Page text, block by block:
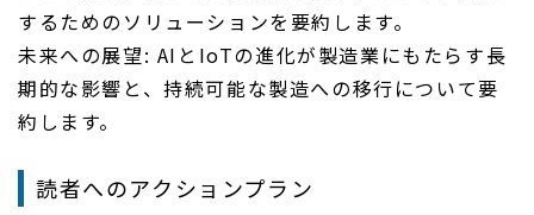
するためのソリューションを要約します。
未来への展望: AIとIoTの進化が製造業にもたらす長
期的な影響と、持続可能な製造への移行について要
約します。
読者へのアクションプラン